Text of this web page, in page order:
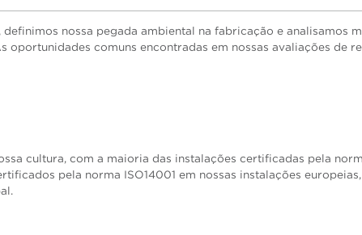
nossa pegada ambiental na fabricação e analisamos
oportunidades comuns encontradas em nossas avaliações de
cultura, com a maioria das instalações certificadas pela
pela norma ISO14001 em nossas instalações